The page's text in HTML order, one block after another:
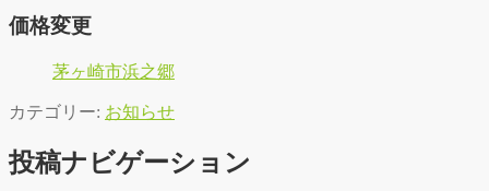
価格変更
茅ヶ崎市浜之郷
カテゴリー: お知らせ
投稿ナビゲーション